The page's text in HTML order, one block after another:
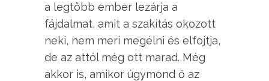
a legtöbb ember lezárja a
fájdalmat, amit a szakítás okozott
neki, nem meri megélni és elfojtja,
de az attól még ott marad. Még
akkor is, amikor úgymond ő az